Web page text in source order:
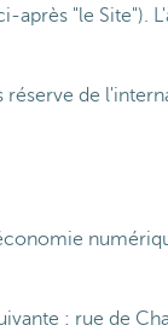
après "le Site").
de
: rue de